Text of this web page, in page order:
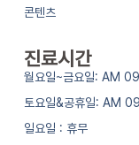
콘텐츠
진료시간
월요일~금요일: AM
토요일&공휴일: AM
일요일 : 휴무